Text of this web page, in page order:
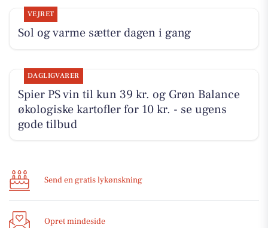
VEJRET
Sol og varme sætter dagen i gang
DAGLIGVARER
Spier PS vin til kun 39 kr. og Grøn Balance
økologiske kartofler for 10 kr. - se ugens
gode tilbud
Send en gratis lykønskning
Opret mindeside